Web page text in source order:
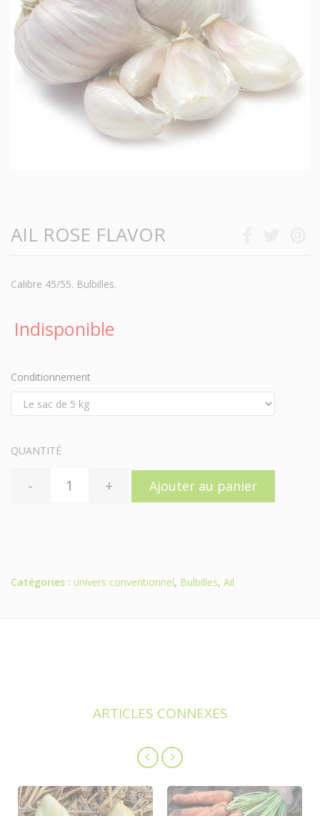
AIL ROSE FLAVOR
Calibre 45/55. Bulbilles.
Indisponible
Conditionnement
QUANTITÉ
- + Ajouter au panier
Catégories : univers conventionnel, Bulbilles, Ail
ARTICLES CONNEXES